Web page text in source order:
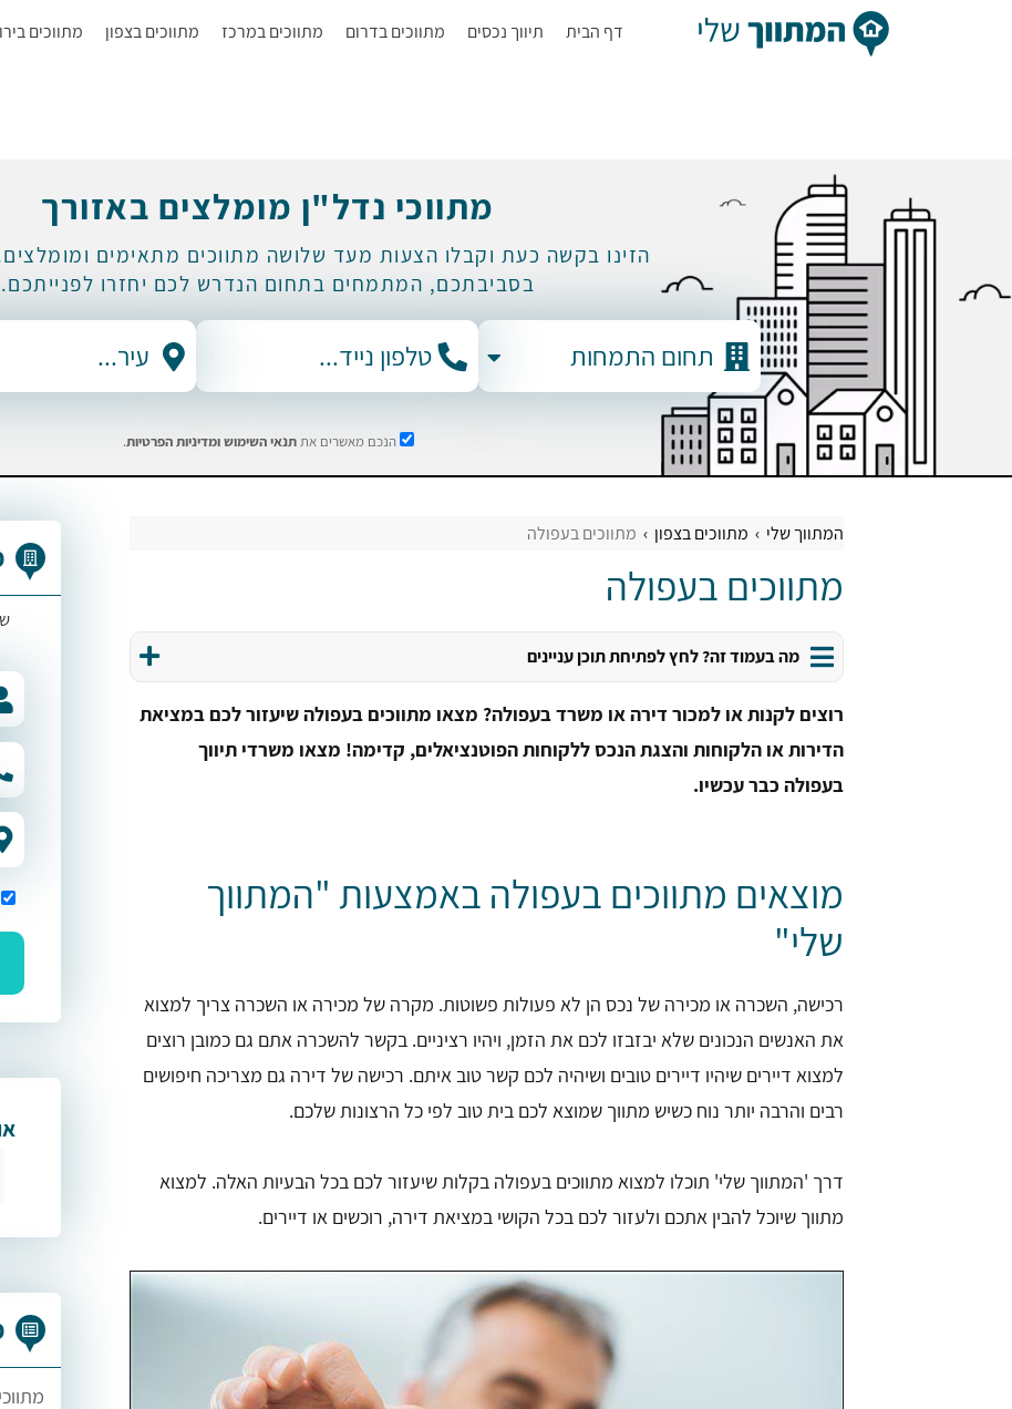
דף הבית תיווך נכסים מתווכים בדרום מתווכים במרכז מתווכים בצפון מתווכים
מתווכי נדל"ן מומלצים באזורך
הזינו בקשה כעת וקבלו הצעות מעד שלושה מתווכים מתאימים
בסביבתכם, המתמחים בתחום הנדרש לכם יחזרו לפנייתכם.
הנכם מאשרים אתתנאי השימוש ומדיניות הפרטיות.
המתווך שלי מתווכים בצפון מתווכים בעפולה
מתווכים בעפולה
מה בעמוד זה? לחץ לפתיחת תוכן עניינים
רוצים לקנות או למכור דירה או משרד בעפולה? מצאו מתווכים בעפולה שיעזור לכם במציאת
הדירות או הלקוחות והצגת הנכס ללקוחות הפוטנציאלים, קדימה! מצאו משרדי תיווך
בעפולה כבר עכשיו.
מוצאים מתווכים בעפולה באמצעות "המתווך
שלי"
רכישה, השכרה או מכירה של נכס הן לא פעולות פשוטות. מקרה של מכירה או השכרה צריך למצוא
את האנשים הנכונים שלא יבזבזו לכם את הזמן, ויהיו רציניים. בקשר להשכרה אתם גם כמובן רוצים
למצוא דיירים שיהיו דיירים טובים ושיהיה לכם קשר טוב איתם. רכישה של דירה גם מצריכה חיפושים
רבים והרבה יותר נוח כשיש מתווך שמוצא לכם בית טוב לפי כל הרצונות שלכם.
דרך 'המתווך שלי' תוכלו למצוא מתווכים בעפולה בקלות שיעזור לכם בכל הבעיות האלה. למצוא
מתווך שיוכל להבין אתכם ולעזור לכם בכל הקושי במציאת דירה, רוכשים או דיירים.